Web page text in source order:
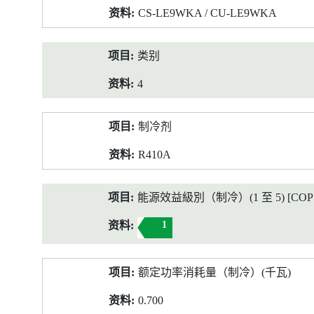
CS-LE9WKA / CU-LE9WKA
类别
4
制冷剂
R410A
能源效益級別（制冷）(1 至 5) [COP
1
额定功率消耗量（制冷）(千瓦)
0.700